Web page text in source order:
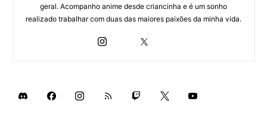
geral. Acompanho anime desde criancinha e é um sonho
realizado trabalhar com duas das maiores paixões da minha vida.